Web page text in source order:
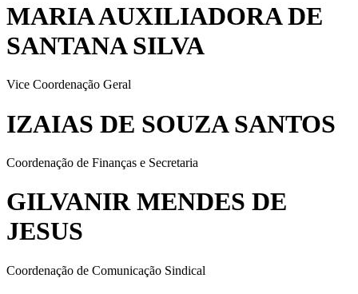
MARIA AUXILIADORA DE
SANTANA SILVA
Vice Coordenação Geral
IZAIAS DE SOUZA SANTOS
Coordenação de Finanças e Secretaria
GILVANIR MENDES DE
JESUS
Coordenação de Comunicação Sindical